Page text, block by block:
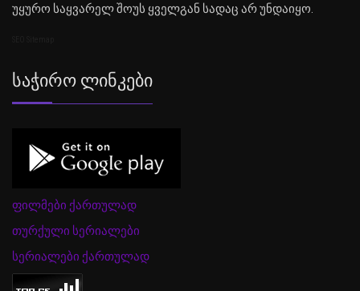
უყურო საყვარელ შოუს ყველგან სადაც არ უნდაიყო.
Საჭირო Ლინკები
ფილმები ქართულად
თურქული სერიალები
სერიალები ქართულად